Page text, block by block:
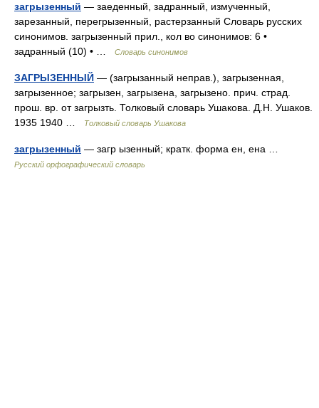
загрызенный — заеденный, задранный, измученный,
зарезанный, перегрызенный, растерзанный Словарь русских
синонимов. загрызенный прил., кол во синонимов: 6 •
задранный (10) • …
Словарь синонимов
ЗАГРЫЗЕННЫЙ — (загрызанный неправ.), загрызенная,
загрызенное; загрызен, загрызена, загрызено. прич. страд.
прош. вр. от загрызть. Толковый словарь Ушакова. Д.Н. Ушаков.
1935 1940 …
Толковый словарь Ушакова
загрызенный — загр ызенный; кратк. форма ен, ена …
Русский орфографический словарь